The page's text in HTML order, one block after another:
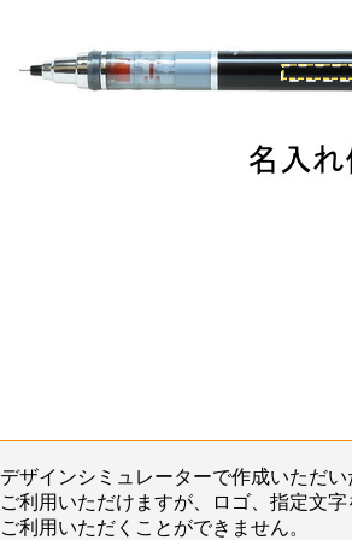
デザインシミュレーターで作成いただ
ご利用いただけますが、ロゴ、指定文
ご利用いただくことができません。